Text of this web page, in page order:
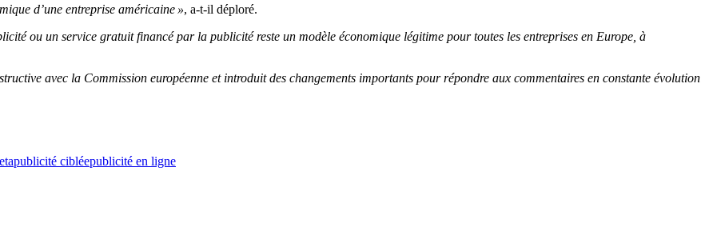
d’une entreprise américaine », a-t-il déploré.
ou un service gratuit financé par la publicité reste un modèle économique légitime pour toutes les entreprises en Europe, à
avec la Commission européenne et introduit des changements importants pour répondre aux commentaires en constante évolution
publicité cibléepublicité en ligne